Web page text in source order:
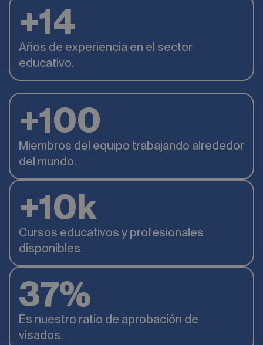
Años de experiencia en el sector
educativo.
+14
Miembros del equipo trabajando alrededor
del mundo.
+100
Cursos educativos y profesionales
disponibles.
+10k
Es nuestro ratio de aprobación de
visados.
70%